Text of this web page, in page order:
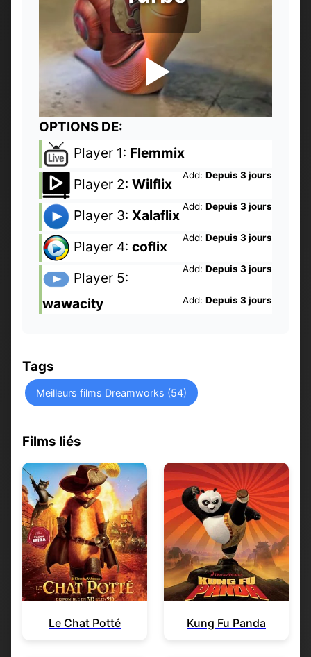
OPTIONS DE:
Player 1: Flemmix
Add: Depuis 3 jours
Player 2: Wilflix
Add: Depuis 3 jours
Player 3: Xalaflix
Add: Depuis 3 jours
Player 4: coflix
Add: Depuis 3 jours
Player 5:
wawacity
Add: Depuis 3 jours
Tags
Meilleurs films Dreamworks (54)
Films liés
Le Chat Potté Kung Fu Panda